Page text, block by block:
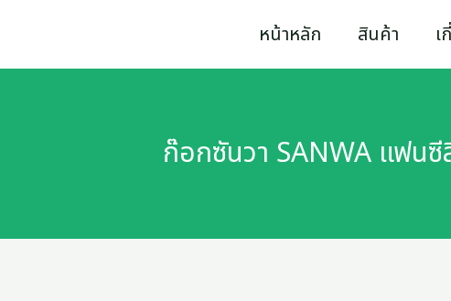
to
หน้าหลัก สินค้า
ก๊อกซันวา SANWA แฟน
ซัน
SANWA
สี